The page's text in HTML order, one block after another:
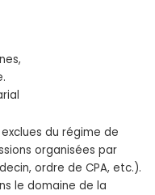
du régime de
organisées par
ordre de CPA, etc.).
le domaine de la